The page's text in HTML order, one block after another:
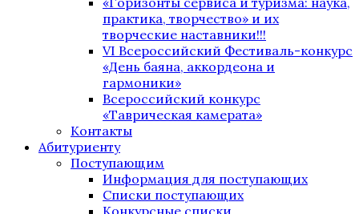
практика, творчество» и их
творческие наставники!!!
VI Всероссийский Фестиваль-конкурс
«День баяна, аккордеона и
гармоники»
Всероссийский конкурс
«Таврическая камерата»
Контакты
Абитуриенту
Поступающим
Информация для поступающих
Списки поступающих
Конкурсные списки